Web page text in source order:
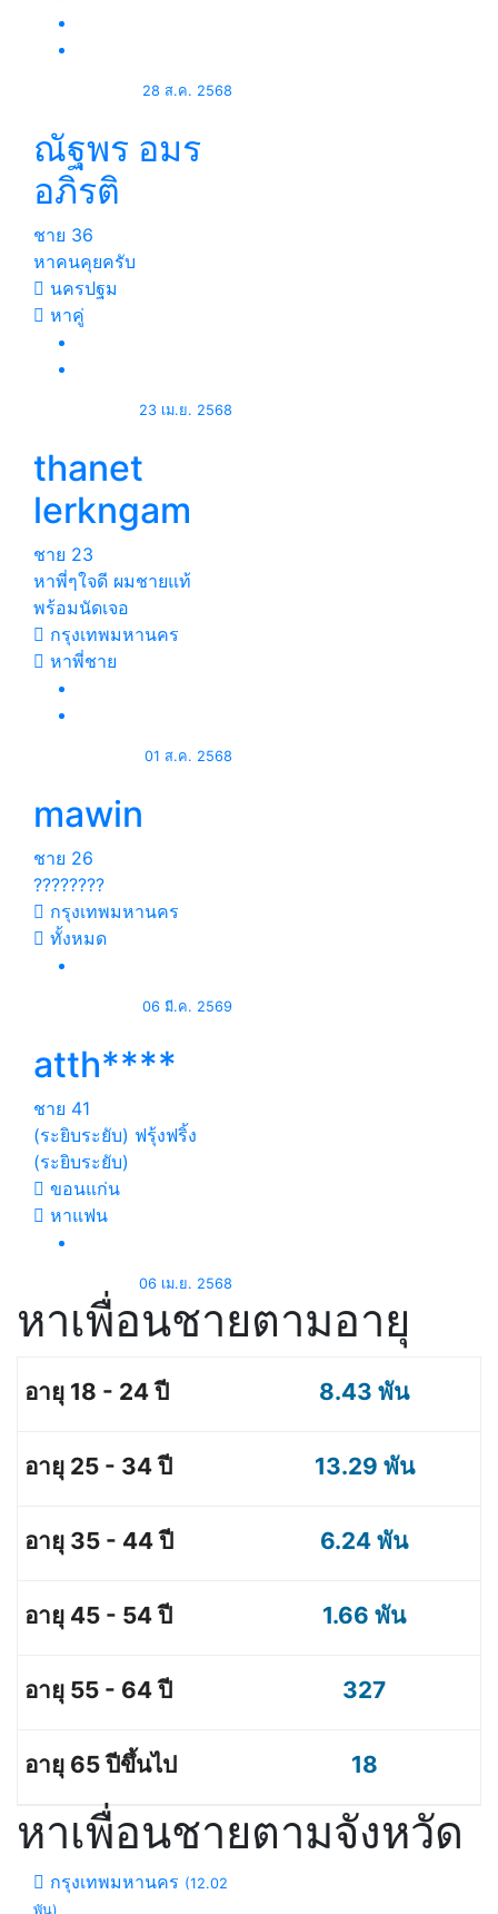
28 ส.ค. 2568
ณัฐพร อมร
อภิรติ
ชาย 36
หาคนคุยครับ
นครปฐม
หาคู่
23 เม.ย. 2568
thanet
lerkngam
ชาย 23
หาพี่ๆใจดี ผมชายแท้
พร้อมนัดเจอ
กรุงเทพมหานคร
หาพี่ชาย
01 ส.ค. 2568
mawin
ชาย 26
????????
กรุงเทพมหานคร
ทั้งหมด
06 มี.ค. 2569
atth****
ชาย 41
(ระยิบระยับ) ฟรุ้งฟริ้ง
(ระยิบระยับ)
ขอนแก่น
หาแฟน
06 เม.ย. 2568
หาเพื่อนชายตามอายุ
8.43 พัน
13.29 พัน
6.24 พัน
1.66 พัน
327
18
หาเพื่อนชายตามจังหวัด
กรุงเทพมหานคร (12.02
พัน)